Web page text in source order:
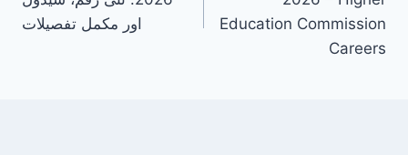
اور مکمل تفصیلات
Education Commission
Careers